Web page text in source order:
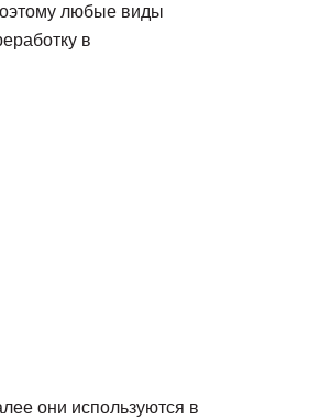
любые виды
в
они используются в